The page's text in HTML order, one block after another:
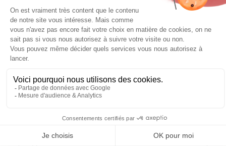
VOIR LES DISPONIBILITÉS
CONFORT